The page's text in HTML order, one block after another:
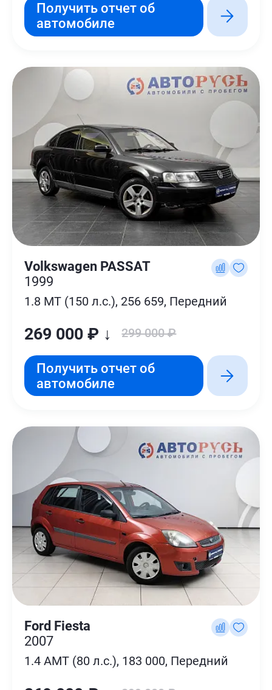
Получить отчет об
автомобиле
Volkswagen PASSAT
1999
1.8 MT (150 л.с.), 256 659, Передний
269 000 ₽ ↓ 299 000 ₽
Получить отчет об
автомобиле
Ford Fiesta
2007
1.4 AMT (80 л.с.), 183 000, Передний